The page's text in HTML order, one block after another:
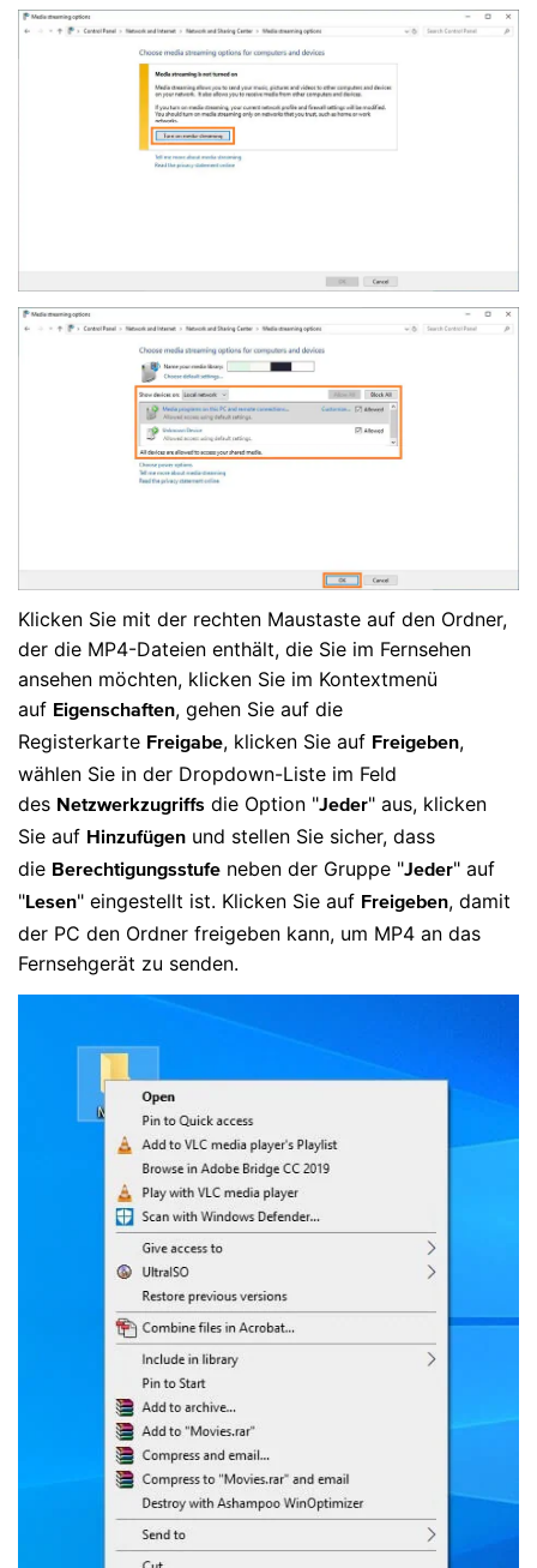
Klicken Sie mit der rechten Maustaste auf den Ordner,
der die MP4-Dateien enthält, die Sie im Fernsehen
ansehen möchten, klicken Sie im Kontextmenü
auf Eigenschaften, gehen Sie auf die
Registerkarte Freigabe, klicken Sie auf Freigeben,
wählen Sie in der Dropdown-Liste im Feld
des Netzwerkzugriffs die Option "Jeder" aus, klicken
Sie auf Hinzufügen und stellen Sie sicher, dass
die Berechtigungsstufe neben der Gruppe "Jeder" auf
"Lesen" eingestellt ist. Klicken Sie auf Freigeben, damit
der PC den Ordner freigeben kann, um MP4 an das
Fernsehgerät zu senden.